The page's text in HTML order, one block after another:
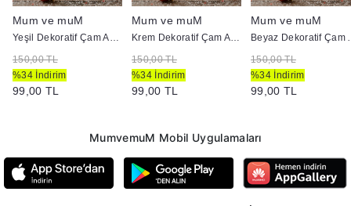
Mum ve muM
Yeşil Dekoratif Çam Ağacı Mum
150,00 TL
%34 İndirim
99,00 TL
Mum ve muM
Krem Dekoratif Çam Ağacı Mum
150,00 TL
%34 İndirim
99,00 TL
Mum ve muM
Beyaz
150,00 TL
%34 İndirim
99,00 TL
MumvemuM Mobil Uygulamaları